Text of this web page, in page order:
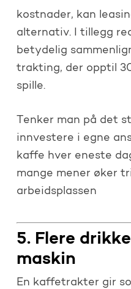
kostnader, kan
alternativ. I tillegg
betydelig
trakting, der opptil
spille.
Tenker man på det
innvestere i egne
kaffe hver eneste
mange mener øker
arbeidsplassen
5. Flere
maskin
En kaffetrakter gir